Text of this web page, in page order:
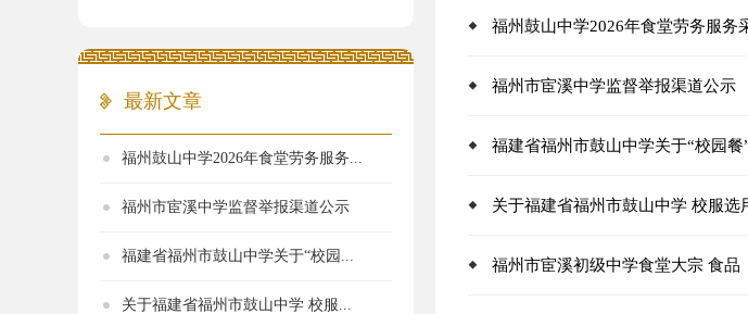
最新文章
福州鼓山中学2026年食堂劳务服务...
福州市宦溪中学监督举报渠道公示
福建省福州市鼓山中学关于“校园...
关于福建省福州市鼓山中学 校服...
福州鼓山中学2026年食堂劳务服务
福州市宦溪中学监督举报渠道公示
福建省福州市鼓山中学关于“校园
关于福建省福州市鼓山中学 校服选
福州市宦溪初级中学食堂大宗 食品